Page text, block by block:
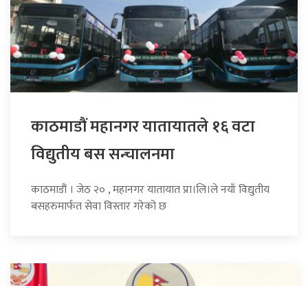
काठमाडौं महानगर यातायातले १६ वटा
विद्युतीय बस सन्चालनमा
काठमाडौं । जेठ २० , महानगर यातायात प्रा।लि।ले नयाँ विद्युतीय
बसहरुमार्फत सेवा विस्तार गरेको छ